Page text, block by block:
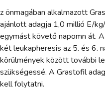
z önmagában alkalmazott
ajánlott adagja 1,0 millió E/
egymást követő napomn át.
két leukapheresis az 5. és 6.
körülmények között további
szükségessé. A Grastofil
kell folytatni.